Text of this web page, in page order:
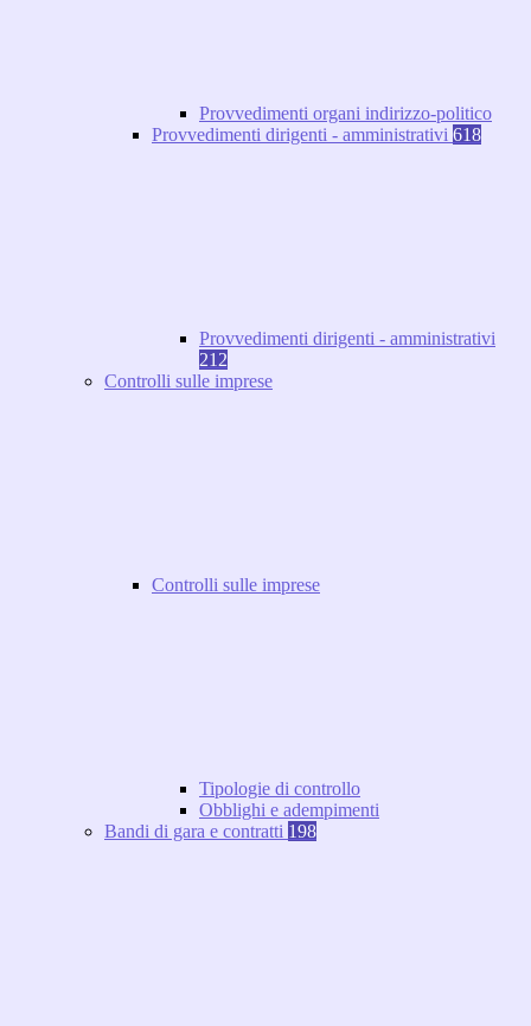
Provvedimenti organi indirizzo-politico
Provvedimenti dirigenti - amministrativi 618
Provvedimenti dirigenti - amministrativi
212
Controlli sulle imprese
Controlli sulle imprese
Tipologie di controllo
Obblighi e adempimenti
Bandi di gara e contratti 198